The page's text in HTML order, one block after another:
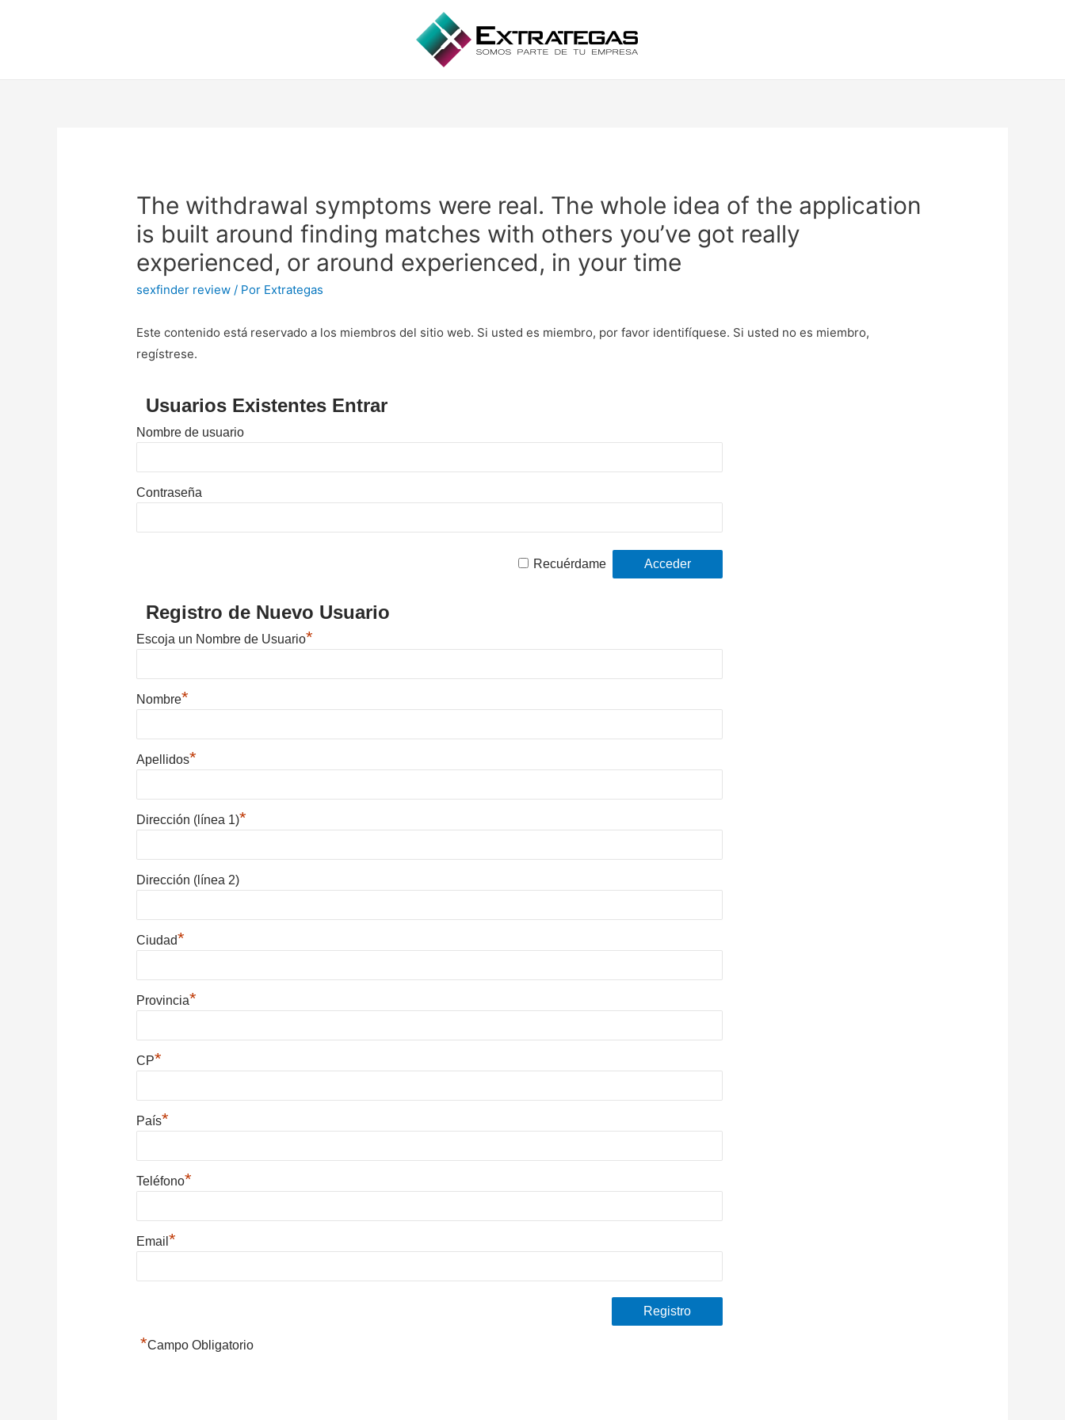
The withdrawal symptoms were real. The whole idea of the application
is built around finding matches with others you’ve got really
experienced, or around experienced, in your time
sexfinder review / Por Extrategas
Este contenido está reservado a los miembros del sitio web. Si usted es miembro, por favor identifíquese. Si usted no es miembro,
regístrese.
Usuarios Existentes Entrar
Nombre de usuario
Contraseña
Recuérdame
Registro de Nuevo Usuario
Escoja un Nombre de Usuario*
Nombre*
Apellidos*
Dirección (línea 1)*
Dirección (línea 2)
Ciudad*
Provincia*
CP*
País*
Teléfono*
Email*
*Campo Obligatorio